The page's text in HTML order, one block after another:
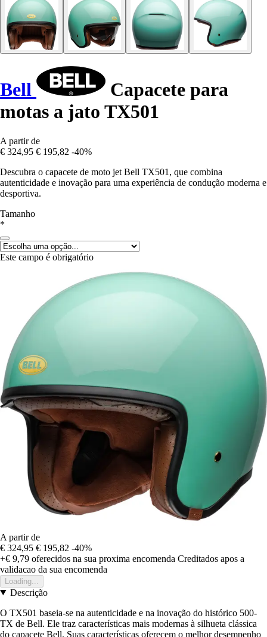
Bell
Capacete para
motas a jato TX501
A partir de
€ 324,95 € 195,82 -40%
Descubra o capacete de moto jet Bell TX501, que combina
autenticidade e inovação para uma experiência de condução moderna e
desportiva.
Tamanho
*
Este campo é obrigatório
A partir de
€ 324,95 € 195,82 -40%
+€ 9,79 oferecidos na sua proxima encomenda Creditados apos a
validacao da sua encomenda
Loading...
Descrição
O TX501 baseia-se na autenticidade e na inovação do histórico 500-
TX de Bell. Ele traz características mais modernas à silhueta clássica
do capacete Bell. Suas características oferecem o melhor desempenho